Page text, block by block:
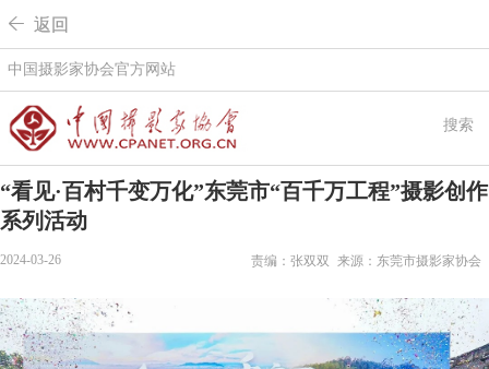
 返回
中国摄影家协会官方网站
搜索
“看见·百村千变万化”东莞市“百千万工程”摄影创作
系列活动
2024-03-26 来源：东莞市摄影家协会
责编：张双双